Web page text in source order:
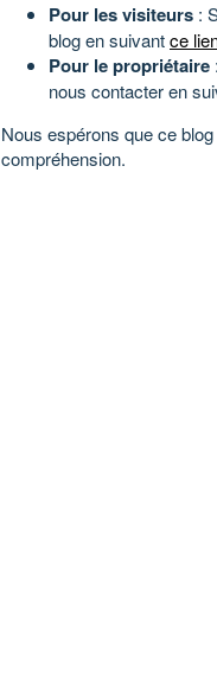
Pour les visiteurs :
blog en suivantce
Pour le propriétaire
nous contacter en
Nous espérons que ce
compréhension.